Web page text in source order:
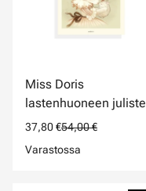
Miss Doris
lastenhuoneen juliste
37,80 €54,00 €
Varastossa